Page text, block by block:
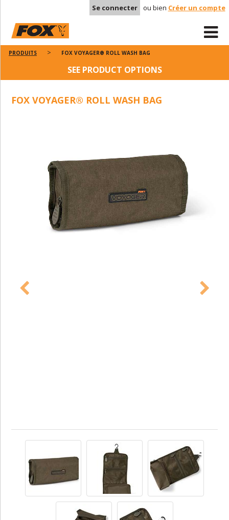
Se connecter ou bien Créer un compte
PRODUITS FOX VOYAGER® ROLL WASH BAG
SEE PRODUCT OPTIONS
FOX VOYAGER® ROLL WASH BAG